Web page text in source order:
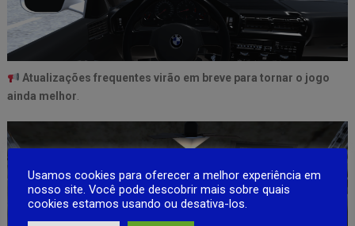
Atualizações frequentes virão em breve para tornar o jogo
ainda melhor
Usamos cookies para oferecer a melhor experiência em
nosso site. Você pode descobrir mais sobre quais
cookies estamos usando ou desativa-los.